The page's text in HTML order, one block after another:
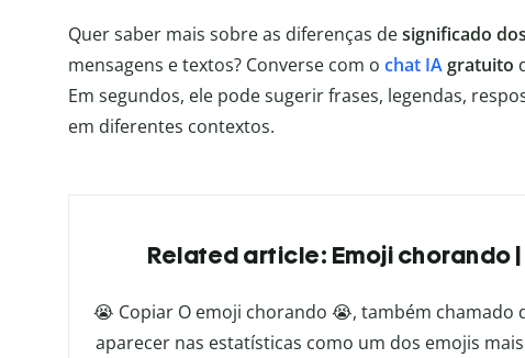
Quer saber mais sobre as diferenças designificado
mensagens e textos? Converse com o chat IAgratuito
Em segundos, ele pode sugerir frases, legendas,
em diferentes contextos.
Related article: Emoji chorando
😭 Copiar O emoji chorando 😭, também
aparecer nas estatísticas como um dos emojis